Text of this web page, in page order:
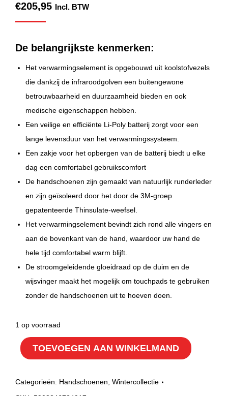
€205,95 Incl. BTW
De belangrijkste kenmerken:
Het verwarmingselement is opgebouwd uit koolstofvezels
die dankzij de infraroodgolven een buitengewone
betrouwbaarheid en duurzaamheid bieden en ook
medische eigenschappen hebben.
Een veilige en efficiënte Li-Poly batterij zorgt voor een
lange levensduur van het verwarmingssysteem.
Een zakje voor het opbergen van de batterij biedt u elke
dag een comfortabel gebruikscomfort
De handschoenen zijn gemaakt van natuurlijk runderleder
en zijn geïsoleerd door het door de 3M-groep
gepatenteerde Thinsulate-weefsel.
Het verwarmingselement bevindt zich rond alle vingers en
aan de bovenkant van de hand, waardoor uw hand de
hele tijd comfortabel warm blijft.
De stroomgeleidende gloeidraad op de duim en de
wijsvinger maakt het mogelijk om touchpads te gebruiken
zonder de handschoenen uit te hoeven doen.
1 op voorraad
TOEVOEGEN AAN WINKELMAND
Categorieën: Handschoenen Wintercollectie